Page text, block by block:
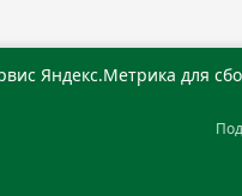
бувзамеи, хоам беча
от 15.05.2020 г.
Яндекс.Метрика для